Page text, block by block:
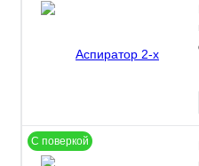
С поверкой